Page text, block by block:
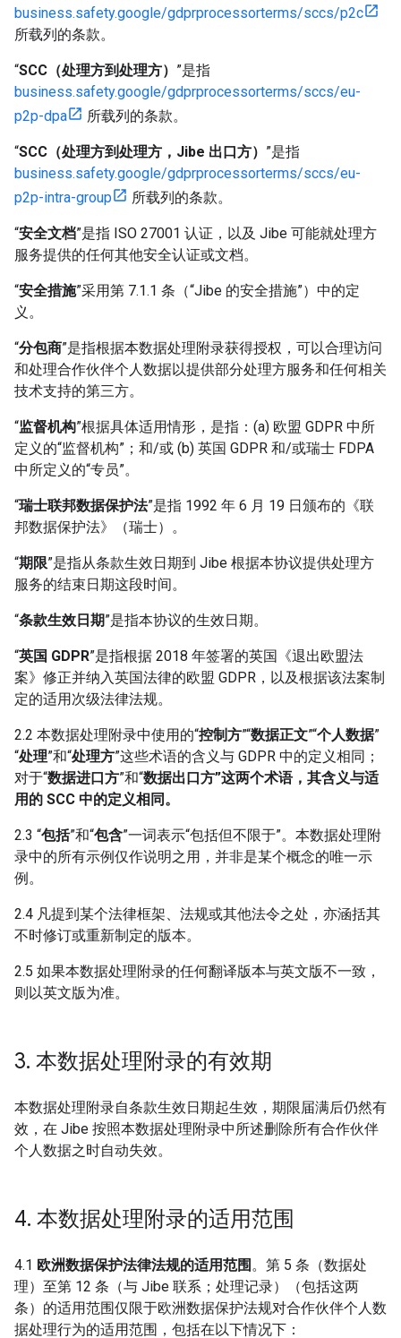
business.safety.google/gdprprocessorterms/sccs/p2c
所载列的条款。
“SCC（处理方到处理方） ”是指
business.safety.google/gdprprocessorterms/sccs/eu-
p2p-dpa
所载列的条款。
“SCC（处理方到处理方，Jibe 出口方） ”是指
business.safety.google/gdprprocessorterms/sccs/eu-
p2p-intra-group
所载列的条款。
“安全文档”是指 ISO 27001 认证，以及 Jibe 可能就处理方
服务提供的任何其他安全认证或文档。
“安全措施”采用第 7.1.1 条（“Jibe 的安全措施”）中的定
义。
“分包商”是指根据本数据处理附录获得授权，可以合理访问
和处理合作伙伴个人数据以提供部分处理方服务和任何相关
技术支持的第三方。
“监督机构”根据具体适用情形，是指：(a) 欧盟 GDPR 中所
定义的“监督机构”；和/或 (b) 英国 GDPR 和/或瑞士 FDPA
中所定义的“专员”。
“瑞士联邦数据保护法”是指 1992 年 6 月 19 日颁布的《联
邦数据保护法》（瑞士）。
“期限”是指从条款生效日期到 Jibe 根据本协议提供处理方
服务的结束日期这段时间。
“条款生效日期”是指本协议的生效日期。
“英国 GDPR”是指根据 2018 年签署的英国《退出欧盟法
案》修正并纳入英国法律的欧盟 GDPR，以及根据该法案制
定的适用次级法律法规。
2.2 本数据处理附录中使用的“控制方”“数据正文”“个人数据”
“处理”和“处理方”这些术语的含义与 GDPR 中的定义相同；
对于“数据进口方”和“数据出口方”这两个术语，其含义与适
用的 SCC 中的定义相同。
2.3 “包括”和“包含”一词表示“包括但不限于”。本数据处理附
录中的所有示例仅作说明之用，并非是某个概念的唯一示
例。
2.4 凡提到某个法律框架、法规或其他法令之处，亦涵括其
不时修订或重新制定的版本。
2.5 如果本数据处理附录的任何翻译版本与英文版不一致，
则以英文版为准。
3. 本数据处理附录的有效期
本数据处理附录自条款生效日期起生效，期限届满后仍然有
效，在 Jibe 按照本数据处理附录中所述删除所有合作伙伴
个人数据之时自动失效。
4. 本数据处理附录的适用范围
4.1 欧洲数据保护法律法规的适用范围。第 5 条（数据处
理）至第 12 条（与 Jibe 联系；处理记录）（包括这两
条）的适用范围仅限于欧洲数据保护法规对合作伙伴个人数
据处理行为的适用范围，包括在以下情况下：